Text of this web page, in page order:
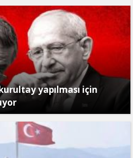
yapılması için